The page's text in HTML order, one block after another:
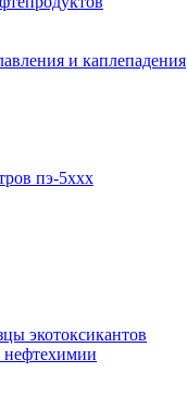
и каплепадения
пэ-5ххх
экотоксикантов